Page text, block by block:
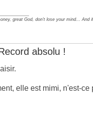
great God, don't lose your mind...
absolu !
elle est mimi, n'est-ce